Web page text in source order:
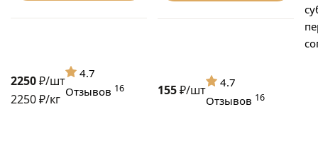
2250₽/шт
2250 ₽/кг
4.7
Отзывов 16 155₽/шт
4.7
Отзывов 16